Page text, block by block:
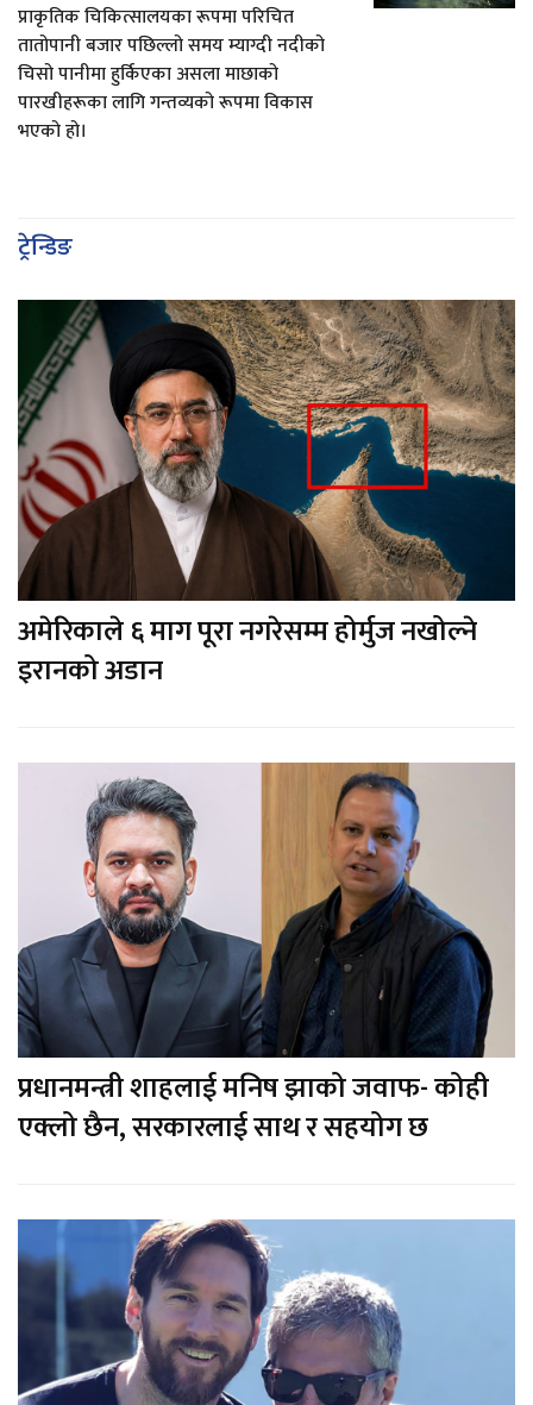
प्राकृतिक चिकित्सालयका रूपमा परिचित
तातोपानी बजार पछिल्लो समय म्याग्दी नदीको
चिसो पानीमा हुर्किएका असला माछाको
पारखीहरूका लागि गन्तव्यको रूपमा विकास
भएको हो।
ट्रेन्डिङ
अमेरिकाले ६ माग पूरा नगरेसम्म होर्मुज नखोल्ने
इरानको अडान
प्रधानमन्त्री शाहलाई मनिष झाको जवाफ- कोही
एक्लो छैन, सरकारलाई साथ र सहयोग छ